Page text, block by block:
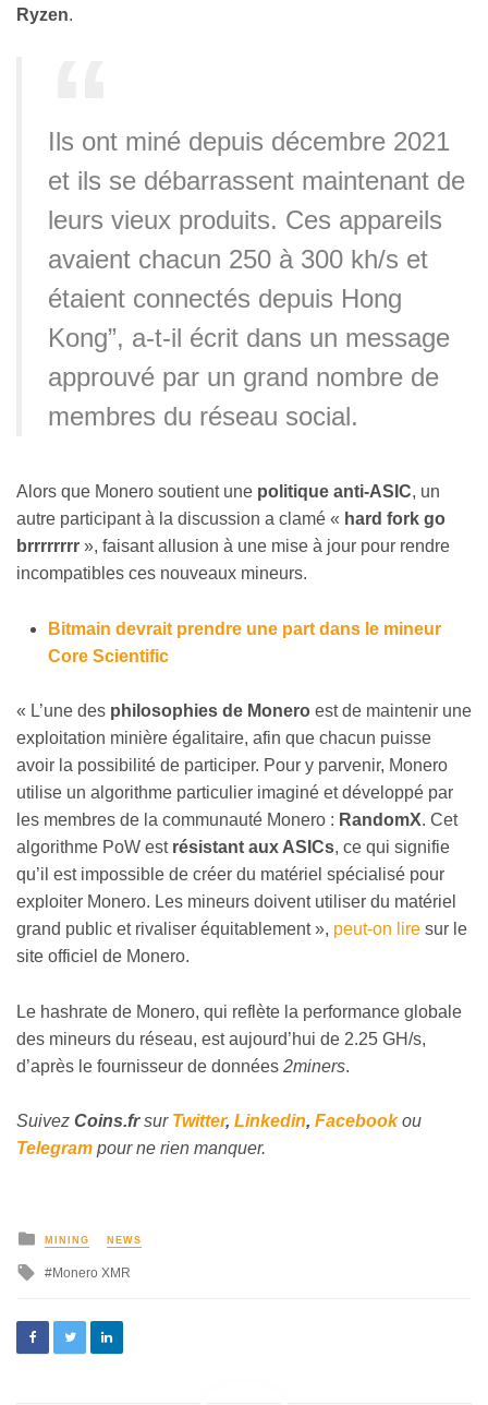
Ryzen.
Ils ont miné depuis décembre 2021
et ils se débarrassent maintenant de
leurs vieux produits. Ces appareils
avaient chacun 250 à 300 kh/s et
étaient connectés depuis Hong
Kong”, a-t-il écrit dans un message
approuvé par un grand nombre de
membres du réseau social.
Alors que Monero soutient une politique anti-ASIC, un
autre participant à la discussion a clamé « hard fork go
brrrrrrrr », faisant allusion à une mise à jour pour rendre
incompatibles ces nouveaux mineurs.
Bitmain devrait prendre une part dans le mineur
Core Scientific
« L’une des philosophies de Monero est de maintenir une
exploitation minière égalitaire, afin que chacun puisse
avoir la possibilité de participer. Pour y parvenir, Monero
utilise un algorithme particulier imaginé et développé par
les membres de la communauté Monero : RandomX. Cet
algorithme PoW estrésistant aux ASICs, ce qui signifie
qu’il est impossible de créer du matériel spécialisé pour
exploiter Monero. Les mineurs doivent utiliser du matériel
grand public et rivaliser équitablement », peut-on lire sur le
site officiel de Monero.
Le hashrate de Monero, qui reflète la performance globale
des mineurs du réseau, est aujourd’hui de 2.25 GH/s,
d’après le fournisseur de données 2miners.
Suivez Coins.frsur Twitter, Linkedin, Facebookou
Telegram pour ne rien manquer.
MINING NEWS
Monero XMR